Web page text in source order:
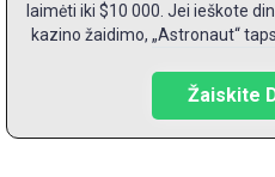
laimėti iki $10 000. Jei ieškote
kazino žaidimo, „Astronaut“
Žaiskite